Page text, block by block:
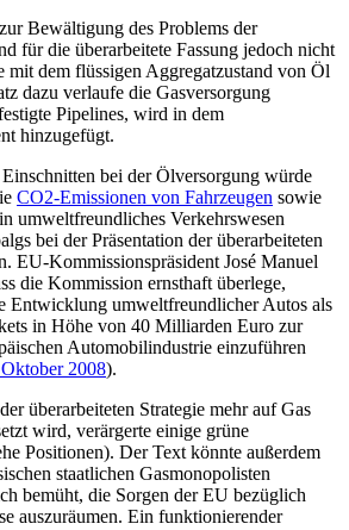
Bewältigung des Problems der
für die überarbeitete Fassung jedoch nicht
mit dem flüssigen Aggregatzustand von Öl
dazu verlaufe die Gasversorgung
Pipelines, wird in dem
hinzugefügt.
bei der Ölversorgung würde
CO2-Emissionen von Fahrzeugen sowie
umweltfreundliches Verkehrswesen
bei der Präsentation der überarbeiteten
EU-Kommissionspräsident José Manuel
die Kommission ernsthaft überlege,
Entwicklung umweltfreundlicher Autos als
in Höhe von 40 Milliarden Euro zur
Automobilindustrie einzuführen
2008).
überarbeiteten Strategie mehr auf Gas
wird, verärgerte einige grüne
Positionen). Der Text könnte außerdem
staatlichen Gasmonopolisten
bemüht, die Sorgen der EU bezüglich
auszuräumen. Ein funktionierender